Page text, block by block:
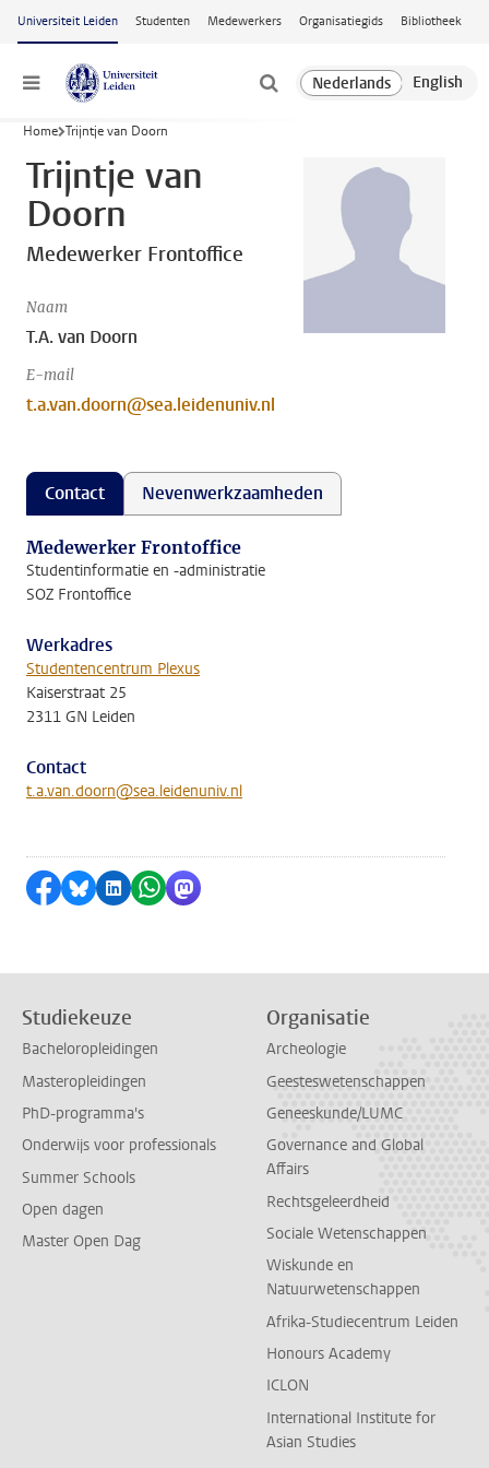
Ga naar hoofdinhoud
Universiteit Leiden Studenten Medewerkers Organisatiegids Bibliotheek
Menu
Home Trijntje van Doorn
Trijntje van
Doorn
Medewerker Frontoffice
Naam
T.A. van Doorn
E-mail
t.a.van.doorn@sea.leidenuniv.nl
Contact Nevenwerkzaamheden
Medewerker Frontoffice
Studentinformatie en -administratie
SOZ Frontoffice
Werkadres
Studentencentrum Plexus
Kaiserstraat 25
2311 GN Leiden
Contact
t.a.van.doorn@sea.leidenuniv.nl
Delen op Facebook
Delen via Bluesky
Delen op LinkedIn
Delen via WhatsApp
Delen via Mastodon
Studiekeuze
Bacheloropleidingen
Masteropleidingen
PhD-programma's
Onderwijs voor professionals
Summer Schools
Open dagen
Master Open Dag
Organisatie
Archeologie
Geesteswetenschappen
Geneeskunde/LUMC
Governance and Global
Affairs
Rechtsgeleerdheid
Sociale Wetenschappen
Wiskunde en
Natuurwetenschappen
Afrika-Studiecentrum Leiden
Honours Academy
ICLON
International Institute for
Asian Studies